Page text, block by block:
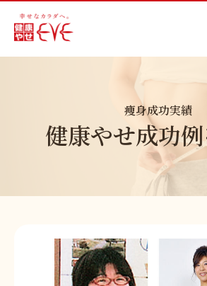
痩身成功実績
健康やせ成功